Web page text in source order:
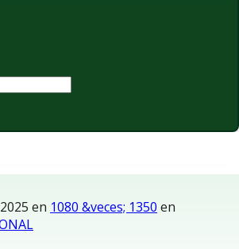
en 1080 &veces; 1350 en